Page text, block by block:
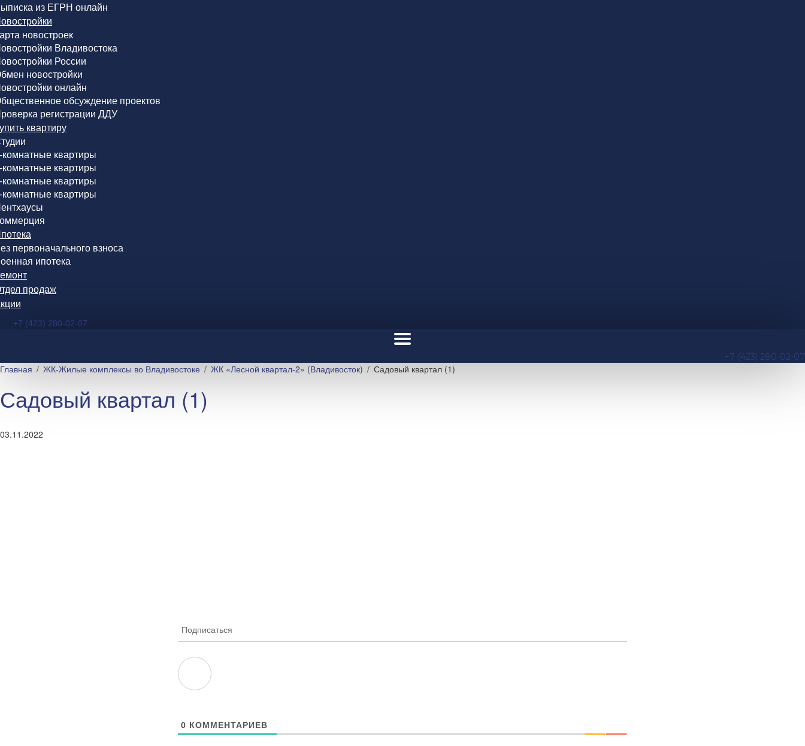
из ЕГРН онлайн
новостроек
Владивостока
России
новостройки
онлайн
обсуждение проектов
регистрации ДДУ
квартиру
комнатные квартиры
комнатные квартиры
комнатные квартиры
комнатные квартиры
первоначального взноса
ипотека
продаж
+7 (423) 280-02-07
+7 (423) 280-02-07
Главная ЖК-Жилые комплексы во Владивостоке ЖК «Лесной квартал-2» (Владивосток) Садовый квартал (1)
Садовый квартал (1)
03.11.2022
Подписаться
0 КОММЕНТАРИЕВ